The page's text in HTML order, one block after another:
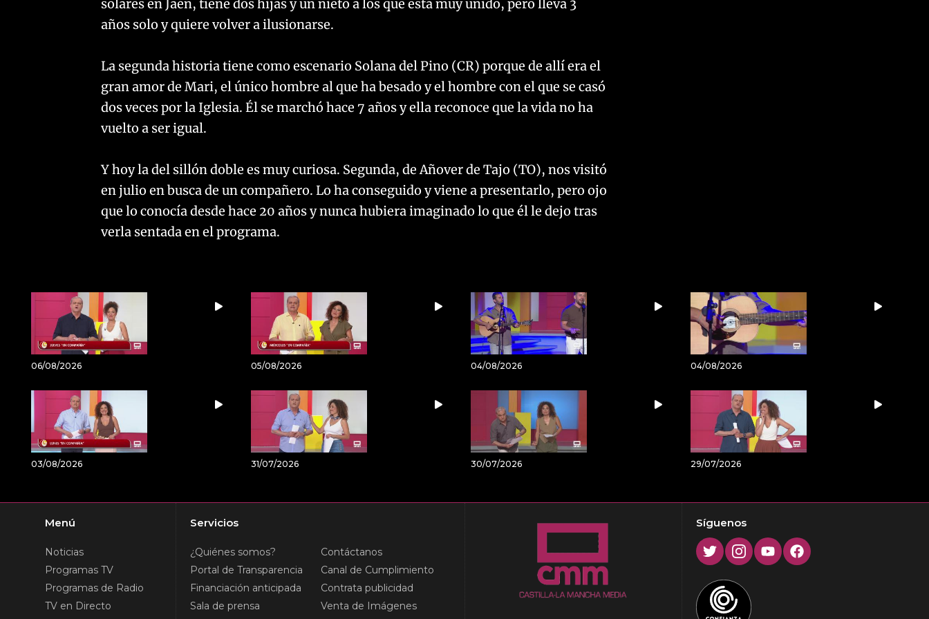
solares en Jaén, tiene dos hijas y un nieto a los que está muy unido, pero lleva 3
años solo y quiere volver a ilusionarse.
La segunda historia tiene como escenario Solana del Pino (CR) porque de allí era el
gran amor de Mari, el único hombre al que ha besado y el hombre con el que se casó
dos veces por la Iglesia. Él se marchó hace 7 años y ella reconoce que la vida no ha
vuelto a ser igual.
Y hoy la del sillón doble es muy curiosa. Segunda, de Añover de Tajo (TO), nos visitó
en julio en busca de un compañero. Lo ha conseguido y viene a presentarlo, pero ojo
que lo conocía desde hace 20 años y nunca hubiera imaginado lo que él le dejo tras
verla sentada en el programa.
06/08/2026 05/08/2026 04/08/2026 04/08/2026
03/08/2026 31/07/2026 30/07/2026 29/07/2026
Menú
Noticias
Programas TV
Programas de Radio
TV en Directo
Servicios
¿Quiénes somos?
Portal de Transparencia
Financiación anticipada
Sala de prensa
Contáctanos
Canal de Cumplimiento
Contrata publicidad
Venta de Imágenes
Síguenos
TwitterInstagram
YoutubeFacebook